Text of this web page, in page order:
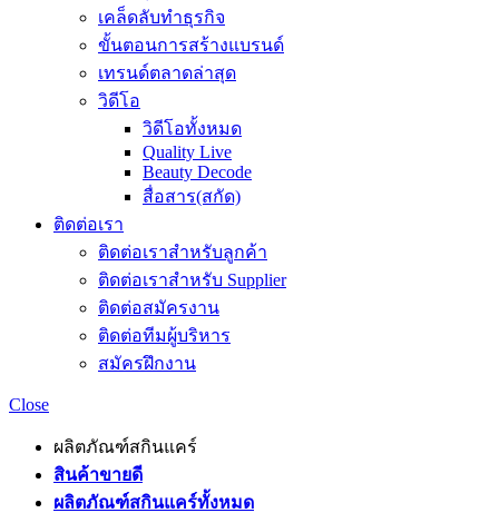
เคล็ดลับทำธุรกิจ
ขั้นตอนการสร้างแบรนด์
เทรนด์ตลาดล่าสุด
วิดีโอ
วิดีโอทั้งหมด
Quality Live
Beauty Decode
สื่อสาร(สกัด)
ติดต่อเรา
ติดต่อเราสำหรับลูกค้า
ติดต่อเราสำหรับ Supplier
ติดต่อสมัครงาน
ติดต่อทีมผู้บริหาร
สมัครฝึกงาน
Close
ผลิตภัณฑ์สกินแคร์
สินค้าขายดี
ผลิตภัณฑ์สกินแคร์ทั้งหมด